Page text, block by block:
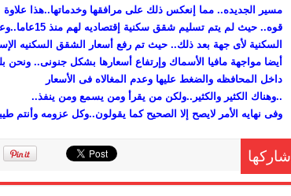
مسير الجديده.. مما إنعكس ذلك على مرافقها وخدماتها..هذا
قوه.. حيث لم
أيضا مواجهة مافيا الأسماك وإرتفاع أسعارها بشكل جنونى..
داخل المحافظه والضغط عليها وعدم المغالاه فى الأسعار
..وهناك الكثير والكثير..ولكن من يقرأ ومن يسمع ومن ينفذ..
وفى نهايه الأمر لايصح إلا الصحيح كما يقولون..وكل عزومه وأنتم
شاركها